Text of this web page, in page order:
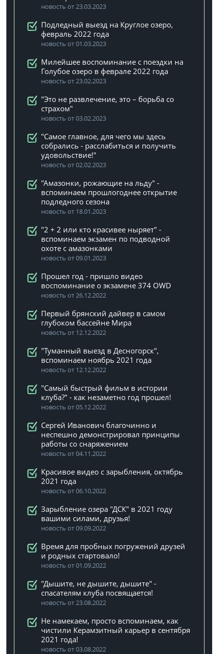
новость от 23.03.2023
Подледный выезд на Круглое озеро,
февраль 2022 года
новость от 01.03.2023
Милейшее воспоминание с поездки на
Голубое озеро в феврале 2022 года
новость от 23.02.2023
"Это не развлечение, это – борьба со
страхом"
новость от 03.02.2023
"Самое главное, для чего мы здесь
собрались - расслабиться и получить
удовольствие!"
новость от 02.02.2023
"Амазонки, рожающие на льду" -
вспоминаем прошлогоднее открытие
подледного сезона
новость от 18.01.2023
"2 + 2 или кто красивее ныряет" -
вспоминаем экзамен по подводной
охоте с амазонками
новость от 09.01.2023
Прошел год - пришло видео
воспоминание о экзамене 374 OWD
новость от 26.12.2022
Первый брянский дайвер в самом
глубоком бассейне Мира
новость от 12.12.2022
"Туманный выезд в Десногорск",
вспоминаем ноябрь 2021 года
новость от 12.12.2022
"Самый быстрый фильм в истории
клуба?" - как незаметно год прошел!
новость от 05.12.2022
Сергей Иванович благочинно и
неспешно демонстрировал принципы
работы со снаряжением
новость от 04.11.2022
Красивое видео с зарыбления, октябрь
2021 года
новость от 06.10.2022
Зарыбление озера "ДСК" в 2021 году
вашими силами, друзья!
новость от 09.09.2022
Время для пробных погружений друзей
и родных стартовало!
новость от 01.09.2022
"Дышите, не дышите, дышите" -
спасателям клуба посвящается!
новость от 23.08.2022
Не намекаем, просто вспоминаем, как
чистили Керамзитный карьер в сентября
2021 года!
новость от 03.08.2022